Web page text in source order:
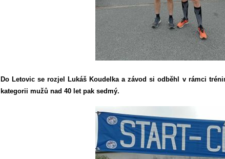
Do Letovic se rozjel Lukáš Koudelka a závod si odběhl v rámci
kategorii mužů nad 40 let pak sedmý.